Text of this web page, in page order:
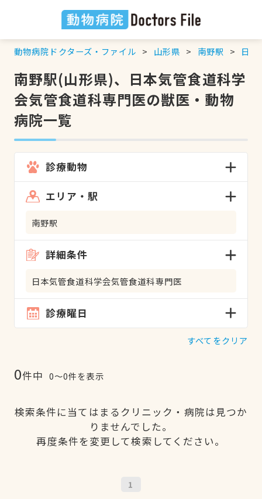
動物病院ドクターズ・ファイル 山形県 南野駅 日本
南野駅(山形県)、日本気管食道科学
会気管食道科専門医の獣医・動物
病院一覧
診療動物
エリア・駅
南野駅
詳細条件
日本気管食道科学会気管食道科専門医
診療曜日
すべてをクリア
0件中 0〜0件を表示
検索条件に当てはまるクリニック・病院は見つか
りませんでした。
再度条件を変更して検索してください。
1